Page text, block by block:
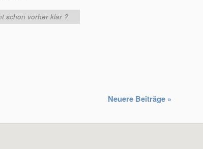
schon vorher klar ?
Neuere Beiträge »